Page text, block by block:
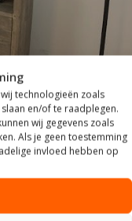
technologieën zoals
en/of te raadplegen.
wij gegevens zoals
Als je geen toestemming
invloed hebben op